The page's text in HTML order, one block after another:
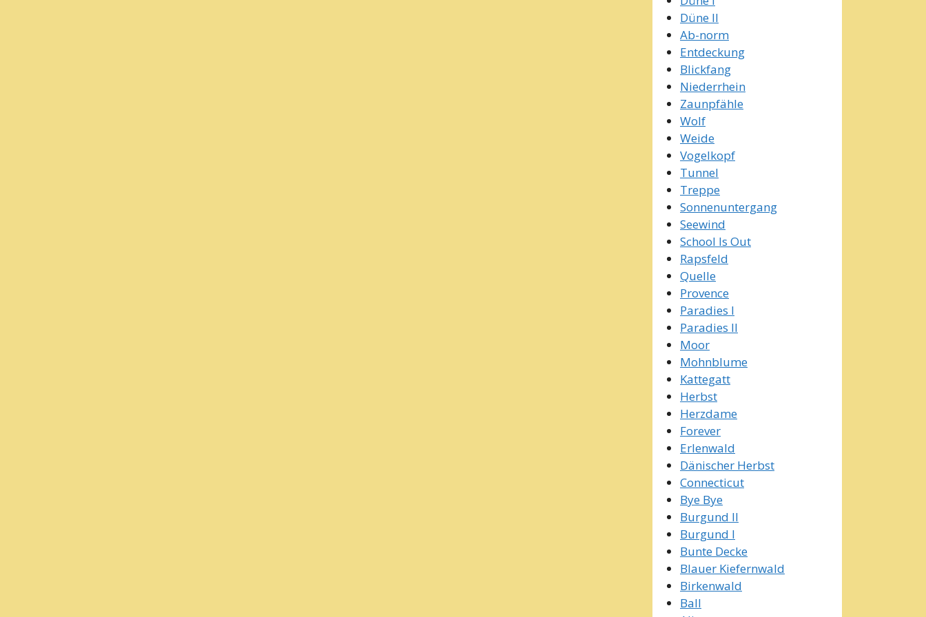
Düne II
Ab-norm
Entdeckung
Blickfang
Niederrhein
Zaunpfähle
Wolf
Weide
Vogelkopf
Tunnel
Treppe
Sonnenuntergang
Seewind
School Is Out
Rapsfeld
Quelle
Provence
Paradies I
Paradies II
Moor
Mohnblume
Kattegatt
Herbst
Herzdame
Forever
Erlenwald
Dänischer Herbst
Connecticut
Bye Bye
Burgund II
Burgund I
Bunte Decke
Blauer Kiefernwald
Birkenwald
Ball